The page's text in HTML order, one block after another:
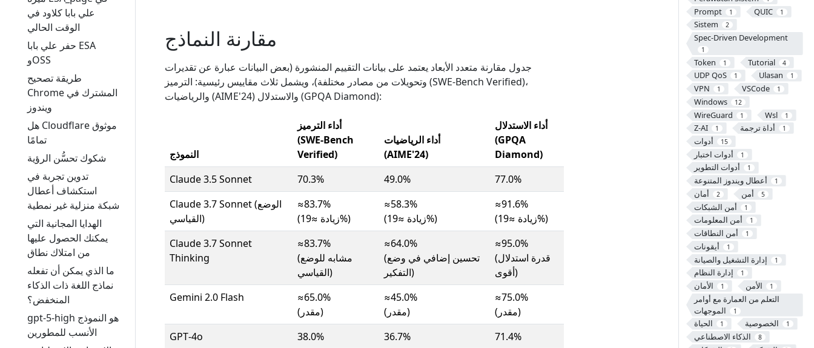
علي بابا كلاود في
الوقت الحالي
حفر علي بابا ESA
وOSS
طريقة تصحيح
Chrome المشترك في
ويندوز
هل Cloudflare موثوق
تمامًا
شكوك تحسُّن الرؤية
تدوين تجربة في
استكشاف أعطال
شبكة منزلية غير نمطية
الهدايا المجانية التي
يمكنك الحصول عليها
من امتلاك نطاق
ما الذي يمكن أن تفعله
نماذج اللغة ذات الذكاء
المنخفض؟
gpt-5-high هو النموذج
الأنسب للمطورين
Prompt 1 QUIC 1
Sistem 2
Spec-Driven Development
1
Token 1 Tutorial 4
UDP QoS 1 Ulasan 1
VPN 1 VSCode 1
Windows 12
WireGuard 1 Wsl 1
Z-AI 1 أداة ترجمة 1
أدوات 15
أدوات اختبار 1
أدوات التطوير 1
أعطال ويندوز المتنوعة 1
أمان 2 أمن 5
أمن الشبكات 1
أمن المعلومات 1
أمن النطاقات 1
أيقونات 1
إدارة التشغيل والصيانة 1
إدارة النظام 1
الأمان 1 الأمن 1
التعلم من العمارة مع أوامر
الموجهات
1
الحياة 1 الخصوصية 1
الذكاء الاصطناعي 8
مقارنة النماذج
جدول مقارنة متعدد الأبعاد يعتمد على بيانات التقييم المنشورة (بعض البيانات عبارة عن تقديرات
وتحويلات من مصادر مختلفة)، ويشمل ثلاث مقاييس رئيسية: الترميز (SWE‑Bench Verified)،
والرياضيات (AIME'24) والاستدلال (GPQA Diamond):
النموذج
أداء الترميز
(SWE‑Bench
Verified)
أداء الرياضيات
(AIME'24)
أداء الاستدلال
(GPQA
Diamond)
Claude 3.5 Sonnet
70.3% 49.0%
77.0%
Claude 3.7 Sonnet (الوضع
القياسي)
≈83.7%
(زيادة ≈19%)
≈58.3%
(زيادة ≈19%)
≈91.6%
(زيادة ≈19%)
Claude 3.7 Sonnet
Thinking
≈83.7%
(مشابه للوضع
القياسي)
≈64.0%
(تحسين إضافي في وضع
التفكير)
≈95.0%
(قدرة استدلال
أقوى)
Gemini 2.0 Flash
≈65.0%
(مقدر)
≈45.0%
(مقدر)
≈75.0%
(مقدر)
GPT‑4o
38.0% 36.7%
71.4%